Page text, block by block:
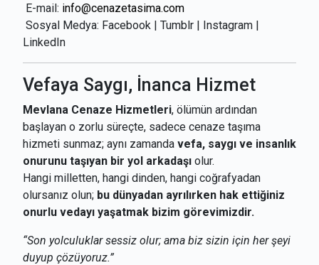
E-mail: info@cenazetasima.com
Sosyal Medya: Facebook | Tumblr | Instagram |
LinkedIn
Vefaya Saygı, İnanca Hizmet
Mevlana Cenaze Hizmetleri, ölümün ardından
başlayan o zorlu süreçte, sadece cenaze taşıma
hizmeti sunmaz; aynı zamanda vefa, saygı ve insanlık
onurunu taşıyan bir yol arkadaşı olur.
Hangi milletten, hangi dinden, hangi coğrafyadan
olursanız olun; bu dünyadan ayrılırken hak ettiğiniz
onurlu vedayı yaşatmak bizim görevimizdir.
“Son yolculuklar sessiz olur; ama biz sizin için her şeyi
duyup çözüyoruz.”